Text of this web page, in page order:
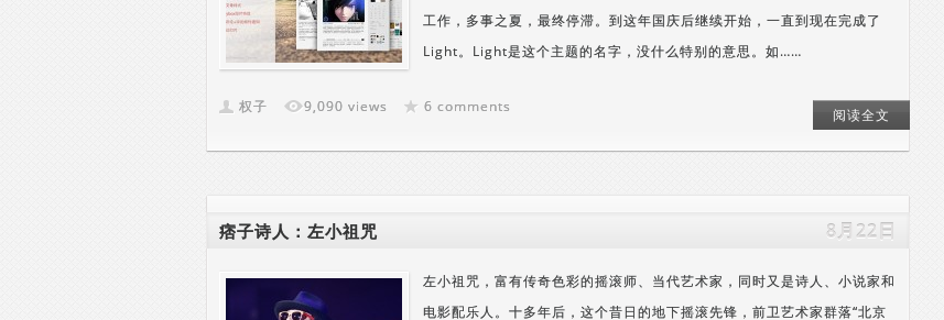
工作，多事之夏，最终停滞。到这年国庆后继续开始，一直到现在完成了
Light。Light是这个主题的名字，没什么特别的意思。如……
权子 9,090 views 6 comments 阅读全文
痞子诗人：左小祖咒 8月22日
左小祖咒，富有传奇色彩的摇滚师、当代艺术家，同时又是诗人、小说家和
电影配乐人。十多年后，这个昔日的地下摇滚先锋，前卫艺术家群落“北京